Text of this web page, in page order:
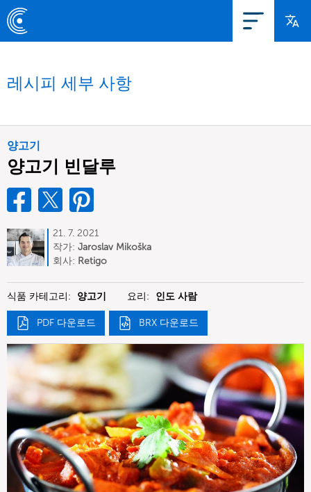
레시피 세부 사항
양고기
양고기 빈달루
21. 7. 2021
작가: Jaroslav Mikoška
회사: Retigo
식품 카테고리: 양고기 요리: 인도 사람
PDF 다운로드 BRX 다운로드